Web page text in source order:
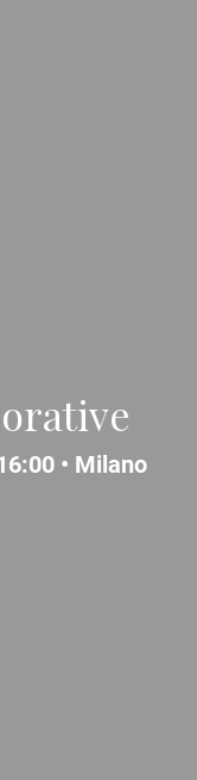
• Milano